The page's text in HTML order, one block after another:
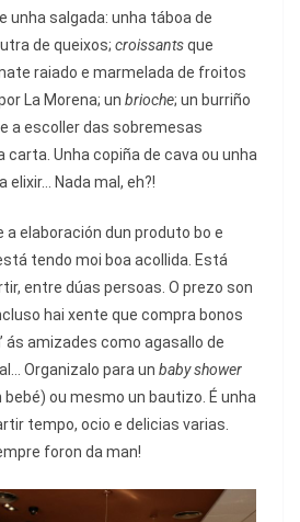
unha salgada: unha táboa de
de queixos; croissantsque
raiado e marmelada de froitos
La Morena; un brioche; un burriño
a escoller das sobremesas
Unha copiña de cava ou unha
elixir… Nada mal, eh?!
a elaboración dun produto bo e
tendo moi boa acollida. Está
entre dúas persoas. O prezo son
hai xente que compra bonos
ás amizades como agasallo de
Organizalo para un baby shower
ou mesmo un bautizo. É unha
tempo, ocio e delicias varias.
foron da man!